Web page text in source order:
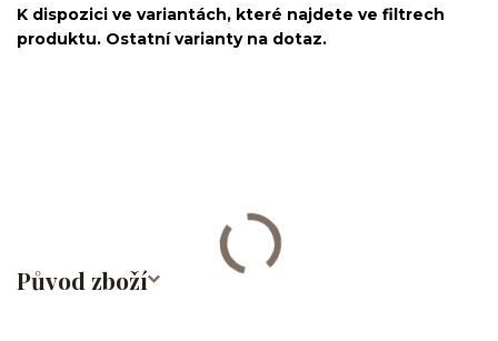
K dispozici ve variantách, které najdete ve filtrech
produktu. Ostatní varianty na dotaz.
Původ zboží